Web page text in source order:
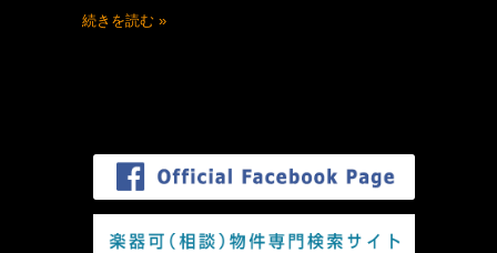
続きを読む »